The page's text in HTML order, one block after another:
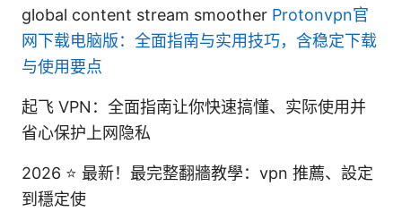
global content stream smoother Protonvpn官
网下载电脑版：全面指南与实用技巧，含稳定下载
与使用要点
起飞 VPN：全面指南让你快速搞懂、实际使用并
省心保护上网隐私
2026 ⭐ 最新！最完整翻牆教學：vpn 推薦、設定
到穩定使